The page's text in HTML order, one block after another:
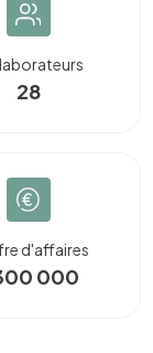
28
d'affaires
000